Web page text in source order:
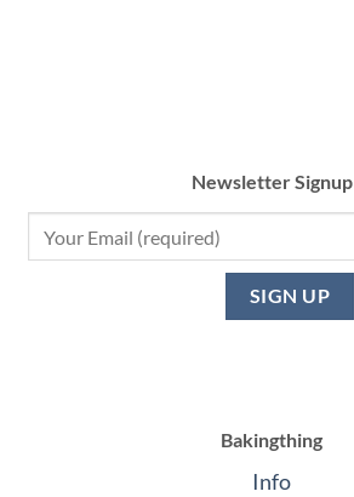
Newsletter Signup
Bakingthing
Info